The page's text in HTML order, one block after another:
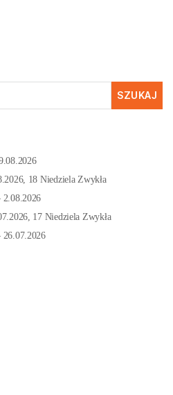
18 Niedziela Zwykła
2.08.2026
17 Niedziela Zwykła
26.07.2026